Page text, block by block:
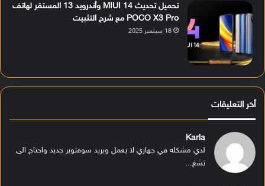
تحميل تحديث MIUI 14 وأندرويد 13 المستقر لهاتف
POCO X3 Pro مع شرح التثبيت
18 سبتمبر 2025
أخر التعليقات
Karla
لدي مشكله في جهازي لا يعمل ويريد سوفتوير جديد واحتاج الى
تشغ...